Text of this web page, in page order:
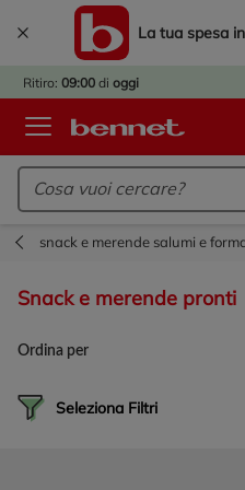
La tua spesa
Ritiro: 09:00 di oggi
Logo Bennet -
IL
snack e merende salumi e
snack e merende pronti
Seleziona Filtri
Ordina per